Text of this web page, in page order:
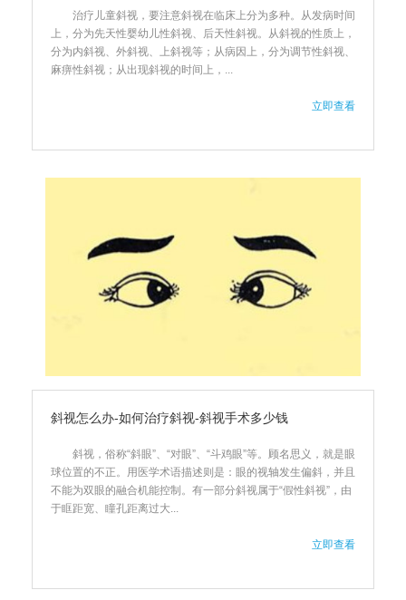
治疗儿童斜视，要注意斜视在临床上分为多种。从发病时间
上，分为先天性婴幼儿性斜视、后天性斜视。从斜视的性质上，
分为内斜视、外斜视、上斜视等；从病因上，分为调节性斜视、
麻痹性斜视；从出现斜视的时间上，...
立即查看
斜视怎么办-如何治疗斜视-斜视手术多少钱
斜视，俗称“斜眼”、“对眼”、“斗鸡眼”等。顾名思义，就是眼
球位置的不正。用医学术语描述则是：眼的视轴发生偏斜，并且
不能为双眼的融合机能控制。有一部分斜视属于“假性斜视”，由
于眶距宽、瞳孔距离过大...
立即查看